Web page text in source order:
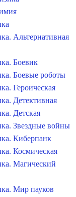
Альтернативная
Боевик
Боевые роботы
Героическая
Детективная
Детская
Звездные войны
Киберпанк
Космическая
Магический
Мир пауков